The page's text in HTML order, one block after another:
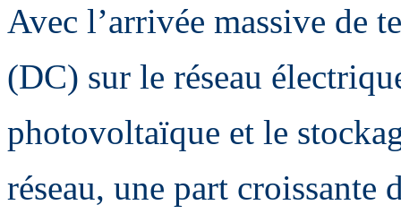
Avec l’arrivée massive de
(DC) sur le réseau
photovoltaïque et le
réseau, une part croissante